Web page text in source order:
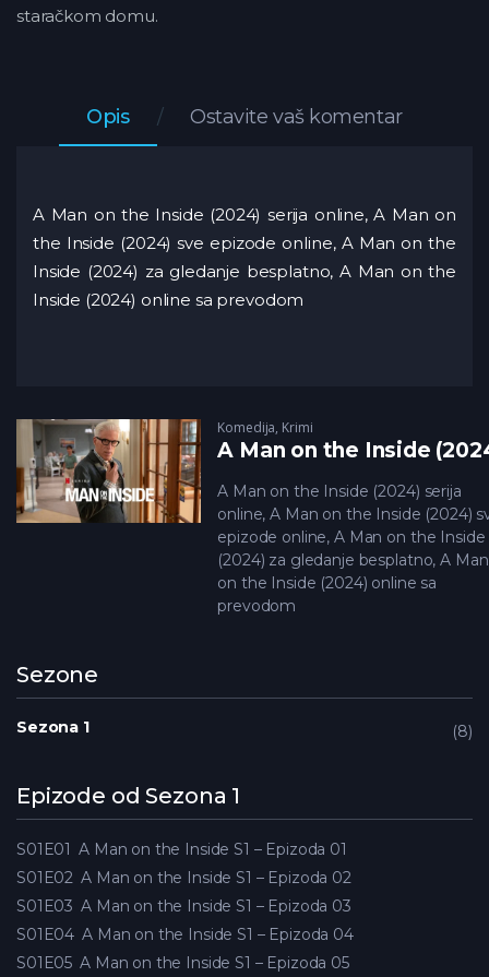
staračkom domu.
Opis Ostavite vaš komentar
A Man on the Inside (2024) serija online, A Man on
the Inside (2024) sve epizode online, A Man on the
Inside (2024) za gledanje besplatno, A Man on the
Inside (2024) online sa prevodom
Komedija, Krimi
A Man on the Inside
A Man on the Inside (2024) serija
online, A Man on the Inside (2024)
epizode online, A Man on the Inside
(2024) za gledanje besplatno, A Man
on the Inside (2024) online sa
prevodom
Sezone
Sezona 1 8
Epizode od Sezona 1
S01E01 A Man on the Inside S1 – Epizoda 01
S01E02 A Man on the Inside S1 – Epizoda 02
S01E03 A Man on the Inside S1 – Epizoda 03
S01E04 A Man on the Inside S1 – Epizoda 04
S01E05 A Man on the Inside S1 – Epizoda 05